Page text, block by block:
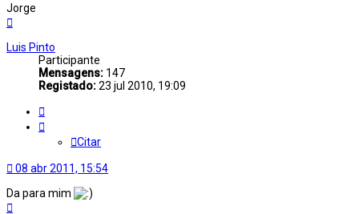
Jorge
Luis Pinto
Participante
Mensagens: 147
Registado:23 jul 2010, 19:09
Citar
08 abr 2011, 15:54
Da para mim